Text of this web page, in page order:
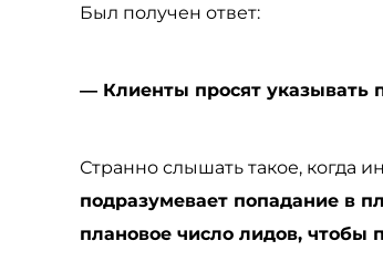
Был получен ответ:
— Клиенты просят указывать
Странно слышать такое, когда
подразумевает попадание в
плановое число лидов, чтобы